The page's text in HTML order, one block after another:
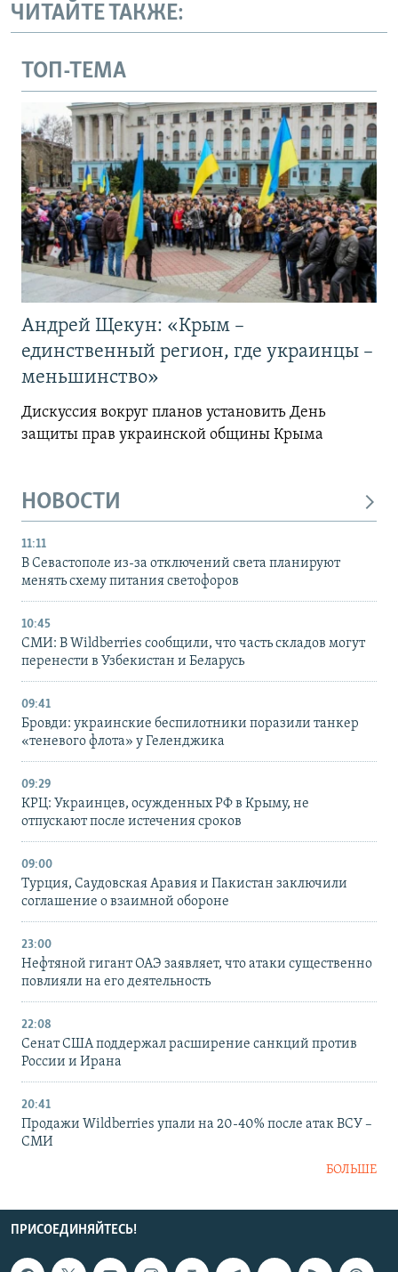
ЧИТАЙТЕ ТАКЖЕ:
ТОП-ТЕМА
Андрей Щекун: «Крым –
единственный регион, где украинцы –
меньшинство»
Дискуссия вокруг планов установить День
защиты прав украинской общины Крыма
НОВОСТИ
11:11
В Севастополе из-за отключений света планируют
менять схему питания светофоров
10:45
СМИ: В Wildberries сообщили, что часть складов могут
перенести в Узбекистан и Беларусь
09:41
Бровди: украинские беспилотники поразили танкер
«теневого флота» у Геленджика
09:29
КРЦ: Украинцев, осужденных РФ в Крыму, не
отпускают после истечения сроков
09:00
Турция, Саудовская Аравия и Пакистан заключили
соглашение о взаимной обороне
23:00
Нефтяной гигант ОАЭ заявляет, что атаки существенно
повлияли на его деятельность
22:08
Сенат США поддержал расширение санкций против
России и Ирана
20:41
Продажи Wildberries упали на 20-40% после атак ВСУ –
СМИ
БОЛЬШЕ
ПРИСОЕДИНЯЙТЕСЬ!